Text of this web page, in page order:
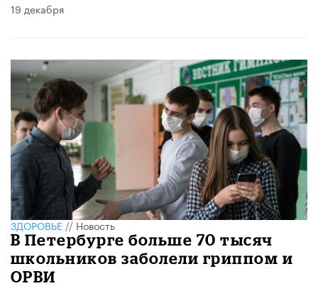
19 декабря
ЗДОРОВЬЕ//Новость
В Петербурге больше 70 тысяч
школьников заболели гриппом и
ОРВИ